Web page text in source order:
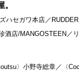
ハセガワ本店／
酒店/MANGOSTEEN／
〉小野寺総章／〈